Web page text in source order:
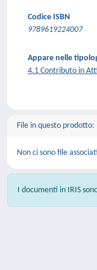
Codice ISBN
9789619224007
Appare nelle
4.1 Contributo in
File in questo prodotto:
Non ci sono file
I documenti in IRIS